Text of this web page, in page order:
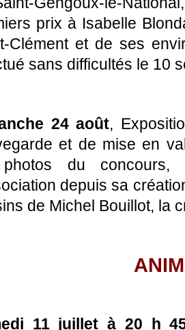
prix à Isabelle
Clément et de ses
sans difficultés le 10
24 août,
et de mise en
du concours,
depuis sa
de Michel Bouillot, la
11 juillet à 20 h